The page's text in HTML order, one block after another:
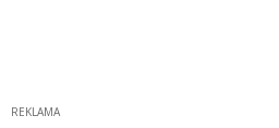
REKLAMA